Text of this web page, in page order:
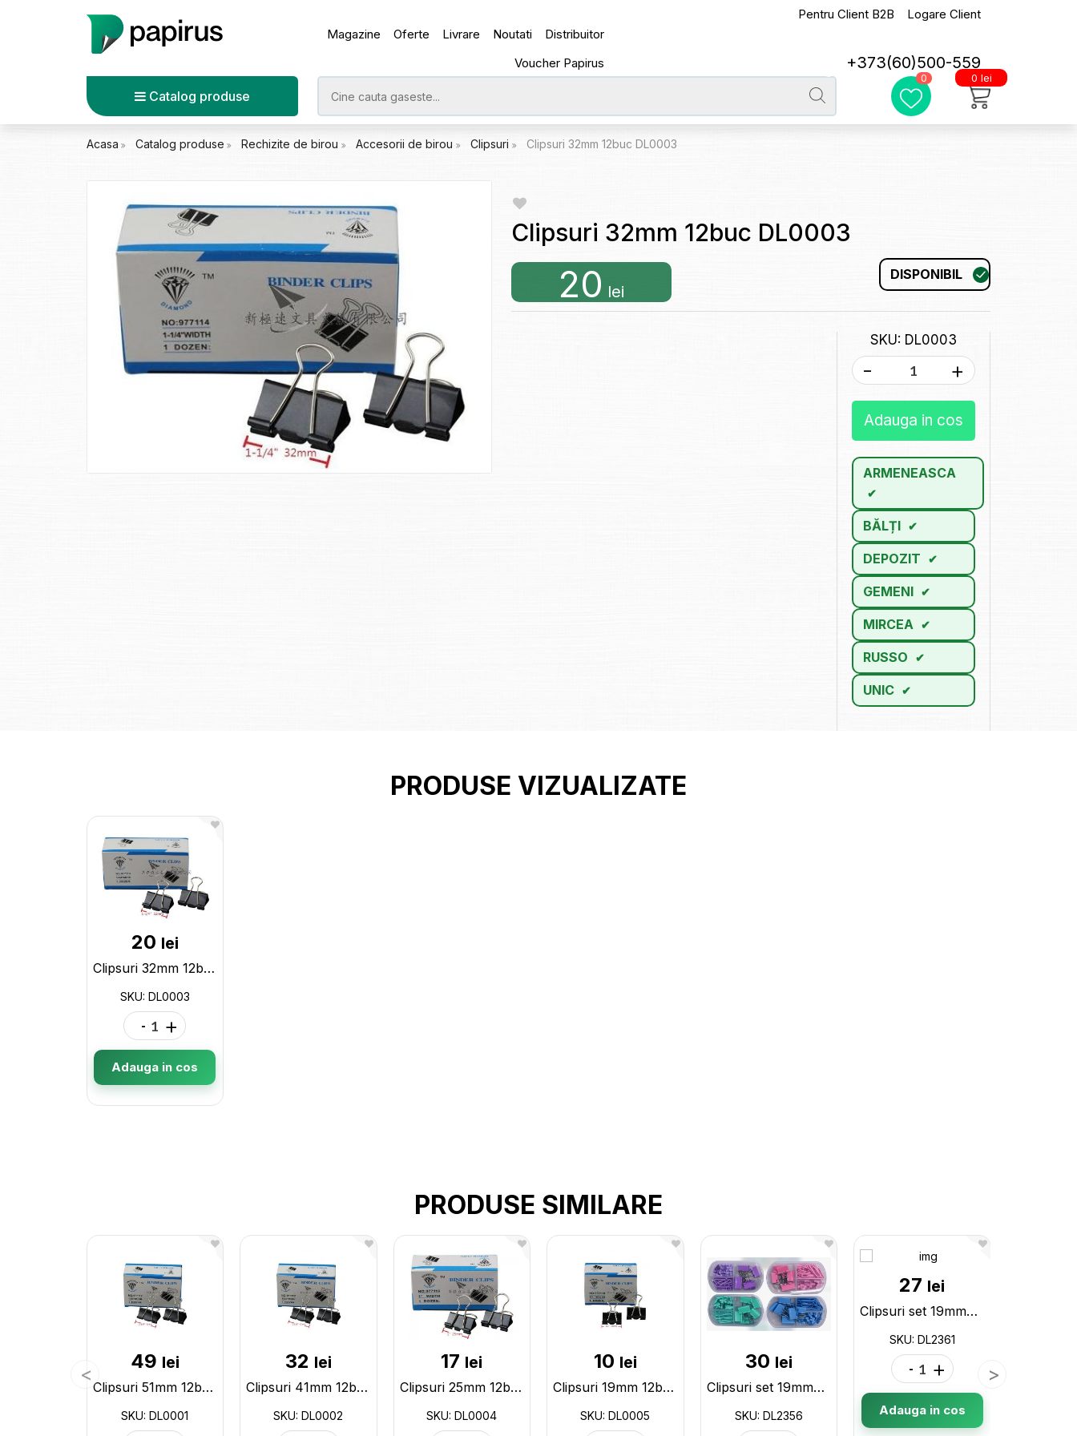
Magazine Oferte Livrare Noutati
Distribuitor
Voucher Papirus
Pentru Client B2B Logare Client
+373(60)500-559
Catalog produse
0 0 lei
Acasa Catalog produse Rechizite de birou Accesorii de birou Clipsuri Clipsuri 32mm 12buc DL0003
Clipsuri 32mm 12buc DL0003
20 lei
DISPONIBIL
SKU: DL0003
- +
Adauga in cos
ARMENEASCA
BĂLȚI
DEPOZIT
GEMENI
MIRCEA
RUSSO
UNIC
PRODUSE VIZUALIZATE
20 lei
Clipsuri 32mm 12buc DL0003
SKU: DL0003
- +
Adauga in cos
PRODUSE SIMILARE
49 lei
Clipsuri 51mm 12buc DL0001
SKU: DL0001
32 lei
Clipsuri 41mm 12buc DL0002
SKU: DL0002
17 lei
Clipsuri 25mm 12buc DL0004
SKU: DL0004
10 lei
Clipsuri 19mm 12buc DL0005
SKU: DL0005
30 lei
Clipsuri set 19mm+clame+pioneze ML45-1 Pastel cutie plastic DL2356
SKU: DL2356
27 lei
Clipsuri set 19mm+clame+pioneze ML45-3 color cutie plastic DL2361
SKU: DL2361
- +
Adauga in cos